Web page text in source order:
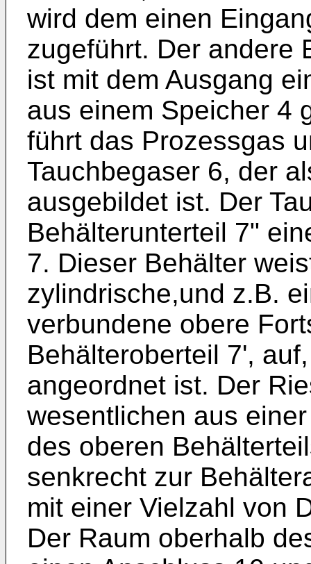
wird dem einen
zugeführt. Der andere
ist mit dem Ausgang
aus einem Speicher 4
führt das Prozessgas
Tauchbegaser 6, der
ausgebildet ist. Der
Behälterunterteil 7"
7. Dieser Behälter
zylindrische,und z.B.
verbundene obere
Behälteroberteil 7',
angeordnet ist. Der
wesentlichen aus
des oberen
senkrecht zur
mit einer Vielzahl von
Der Raum oberhalb